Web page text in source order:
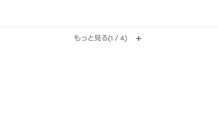
もっと見る(1 / 4)